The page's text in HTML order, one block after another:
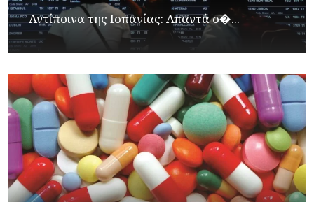
Αντίποινα της Ισπανίας: Απαντά σ�...